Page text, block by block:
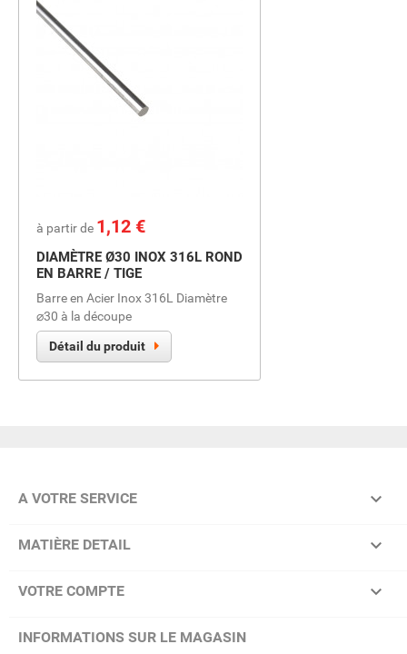
à partir de Prix
1,12 €
DIAMÈTRE Ø30 INOX 316L ROND
EN BARRE / TIGE
Barre en Acier Inox 316L Diamètre
⌀30 à la découpe
Détail du produit
A VOTRE SERVICE 
MATIÈRE DETAIL 
VOTRE COMPTE 
INFORMATIONS SUR LE MAGASIN